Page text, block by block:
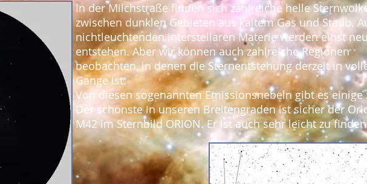
In der Milchstraße finden sich zahlreiche helle
zwischen dunklen Gebieten aus kaltem Gas und Staub.
nichtleuchtenden interstellaren Materie werden einst
entstehen. Aber wir können auch zahlreiche Regionen
beobachten, in denen die Sternentstehung derzeit in
Gange ist.
Von diesen sogenannten Emissionsnebeln gibt es einige
Der schönste in unseren Breitengraden ist sicher der
M42 im Sternbild ORION. Er ist auch sehr leicht zu